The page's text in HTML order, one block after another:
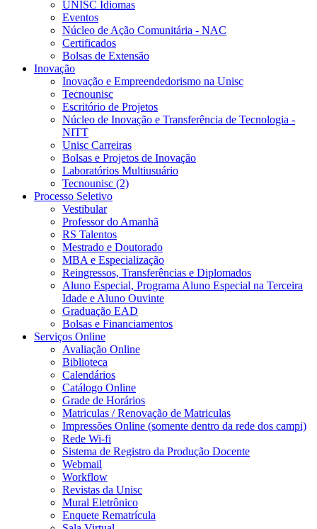
UNISC Idiomas
Eventos
Núcleo de Ação Comunitária - NAC
Certificados
Bolsas de Extensão
Inovação
Inovação e Empreendedorismo na Unisc
Tecnounisc
Escritório de Projetos
Núcleo de Inovação e Transferência de Tecnologia -
NITT
Unisc Carreiras
Bolsas e Projetos de Inovação
Laboratórios Multiusuário
Tecnounisc (2)
Processo Seletivo
Vestibular
Professor do Amanhã
RS Talentos
Mestrado e Doutorado
MBA e Especialização
Reingressos, Transferências e Diplomados
Aluno Especial, Programa Aluno Especial na Terceira
Idade e Aluno Ouvinte
Graduação EAD
Bolsas e Financiamentos
Serviços Online
Avaliação Online
Biblioteca
Calendários
Catálogo Online
Grade de Horários
Matriculas / Renovação de Matriculas
Impressões Online (somente dentro da rede dos campi)
Rede Wi-fi
Sistema de Registro da Produção Docente
Webmail
Workflow
Revistas da Unisc
Mural Eletrônico
Enquete Rematrícula